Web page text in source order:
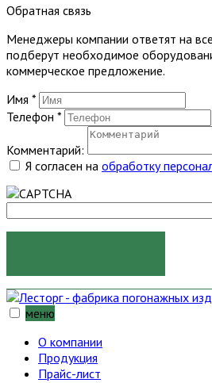
Обратная связь
Менеджеры компании ответят на
подберут необходимое
коммерческое предложение.
Имя *
Телефон *
Комментарий:
Я согласен на обработку
меню
О компании
Продукция
Прайс-лист